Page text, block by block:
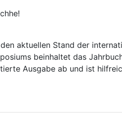
aktuellen Stand der
beinhaltet das
Ausgabe ab und ist